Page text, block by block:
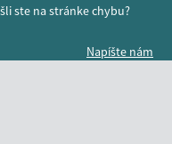
pre vás užitočné?
pre vás užitočné?
ste na stránke chybu?
Napíšte nám